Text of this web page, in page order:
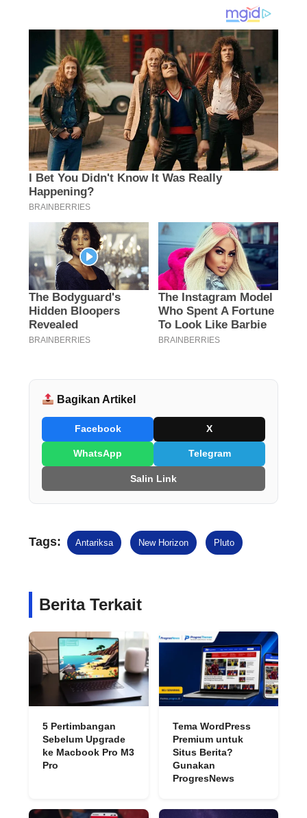
Bagikan Artikel
Facebook X
WhatsApp Telegram
Salin Link
Tags: Antariksa New Horizon Pluto
Berita Terkait
5 Pertimbangan
Sebelum Upgrade
ke Macbook Pro M3
Pro
Tema WordPress
Premium untuk
Situs Berita?
Gunakan
ProgresNews